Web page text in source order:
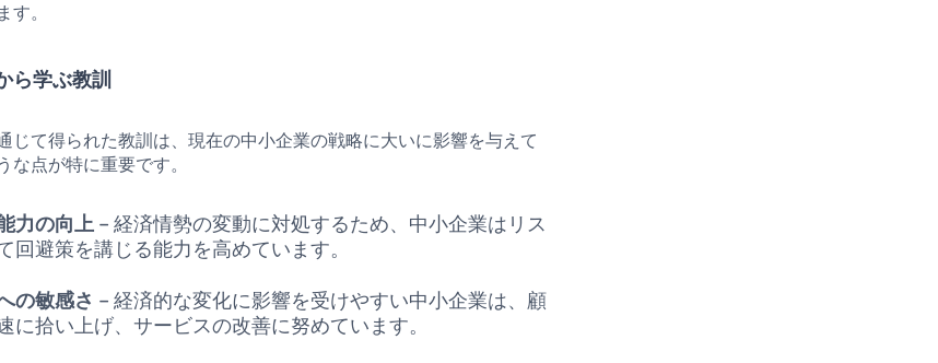
す。
ら学ぶ教訓
じて得られた教訓は、現在の中小企業の戦略に大いに影響を与えて
な点が特に重要です。
力の向上 – 経済情勢の変動に対処するため、中小企業はリス
回避策を講じる能力を高めています。
の敏感さ – 経済的な変化に影響を受けやすい中小企業は、顧
に拾い上げ、サービスの改善に努めています。